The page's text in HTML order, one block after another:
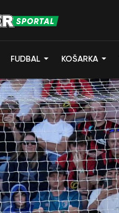
FUDBAL KOŠARKA